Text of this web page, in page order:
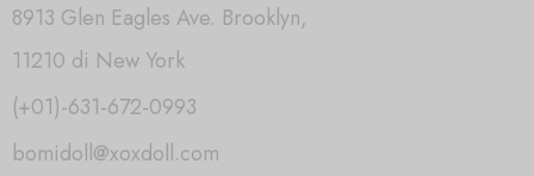
8913 Glen Eagles Ave. Brooklyn,
11210 di New York
(+01)-631-672-0993
bomidoll@xoxdoll.com